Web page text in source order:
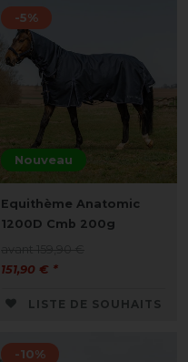
Nouveau
-5%
Equithème Anatomic
1200D Cmb 200g
151,90 € *
LISTE DE SOUHAITS
-10%